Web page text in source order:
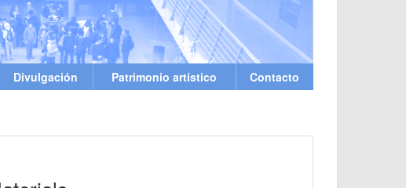
Divulgación Patrimonio artístico Contacto